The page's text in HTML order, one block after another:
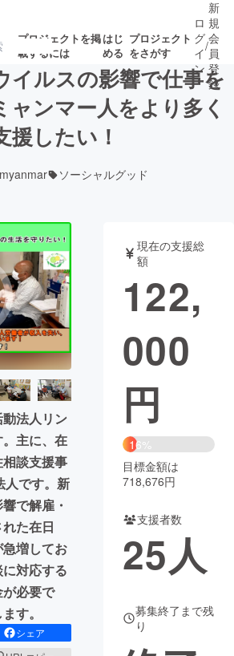
プロジェクトを掲
載するには
はじ
める
プロジェクト
をさがす
目の新着プロ募集終了が近いプ
ー・ガジェット
書籍・雑誌
起業 チャレンジ
・地域活性化
Social Good
CAMPFIRE Creation
るさと納税machi-ya コミュニティ
ロ
グ
イ
ン
/
新
規
会
員
登
録
イルスの影響で仕事を
ャンマー人をより多く
援したい！
ソーシャルグッド
法人リン
主に、在
談支援事
人です。新
で解雇・
た在日
増してお
対応する
必要で
す。
シェア
現在の支援総
額
122,
000
円
16%
目標金額は
718,676円
支援者数
25人
募集終了まで残
り